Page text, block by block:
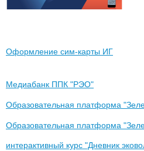
Оформление сим-карты ИГ
Медиабанк ППК "РЭО"
Образовательная платформа
Образовательная платформа
интерактивный курс "Дневник